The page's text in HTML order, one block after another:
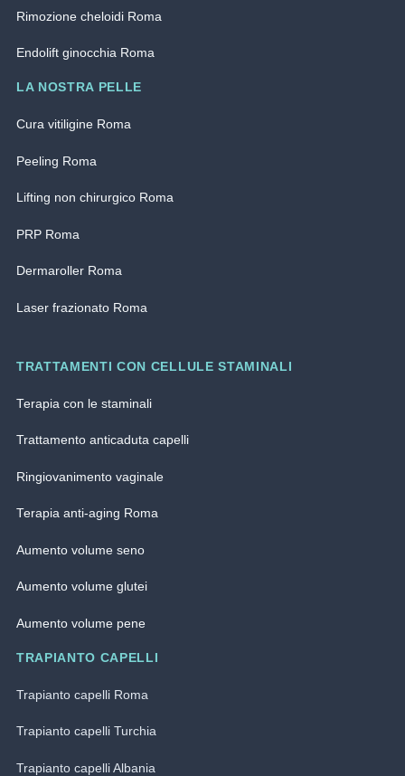
Rimozione cheloidi Roma
Endolift ginocchia Roma
LA NOSTRA PELLE
Cura vitiligine Roma
Peeling Roma
Lifting non chirurgico Roma
PRP Roma
Dermaroller Roma
Laser frazionato Roma
TRATTAMENTI CON CELLULE STAMINALI
Terapia con le staminali
Trattamento anticaduta capelli
Ringiovanimento vaginale
Terapia anti-aging Roma
Aumento volume seno
Aumento volume glutei
Aumento volume pene
TRAPIANTO CAPELLI
Trapianto capelli Roma
Trapianto capelli Turchia
Trapianto capelli Albania